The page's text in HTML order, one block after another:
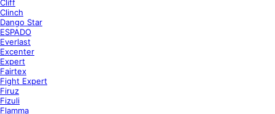
Cliff
Clinch
Dango Star
ESPADO
Everlast
Excenter
Expert
Fairtex
Fight Expert
Firuz
Fizuli
Flamma